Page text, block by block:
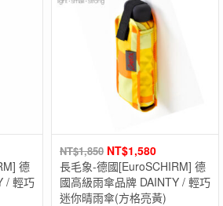
德
/ 輕巧
NT$1,850 NT$1,580
長毛象-德國[EuroSCHIRM] 德
國高級雨傘品牌 DAINTY / 輕巧
迷你晴雨傘(方格亮黃)